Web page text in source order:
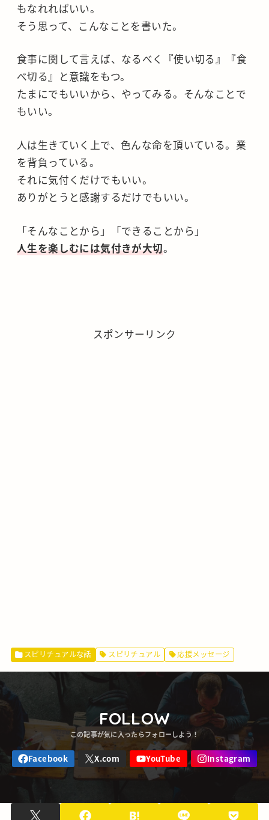
もなれればいい。
そう思って、こんなことを書いた。
食事に関して言えば、なるべく『使い切る』『食
べ切る』と意識をもつ。
たまにでもいいから、やってみる。そんなことで
もいい。
人は生きていく上で、色んな命を頂いている。業
を背負っている。
それに気付くだけでもいい。
ありがとうと感謝するだけでもいい。
「そんなことから」「できることから」
人生を楽しむには気付きが大切。
スポンサーリンク
スピリチュアルな話 スピリチュアル 応援メッセージ
FOLLOW